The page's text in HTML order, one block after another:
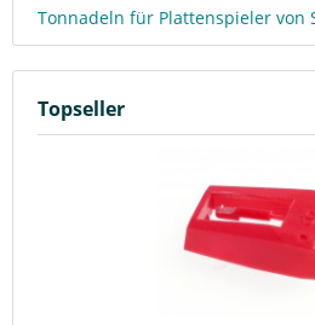
Tonnadeln für Plattenspieler von
Topseller